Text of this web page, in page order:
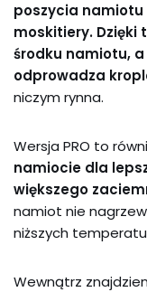
poszycia
moskitiery. Dzięki
środku namiotu,
odprowadza
niczym rynna.
Wersja PRO to
namiocie dla
większego
namiot nie
niższych
Wewnątrz